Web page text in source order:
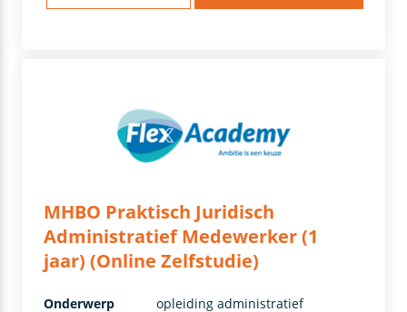
MHBO Praktisch Juridisch
Administratief Medewerker (1
jaar) (Online Zelfstudie)
Onderwerp
opleiding administratief